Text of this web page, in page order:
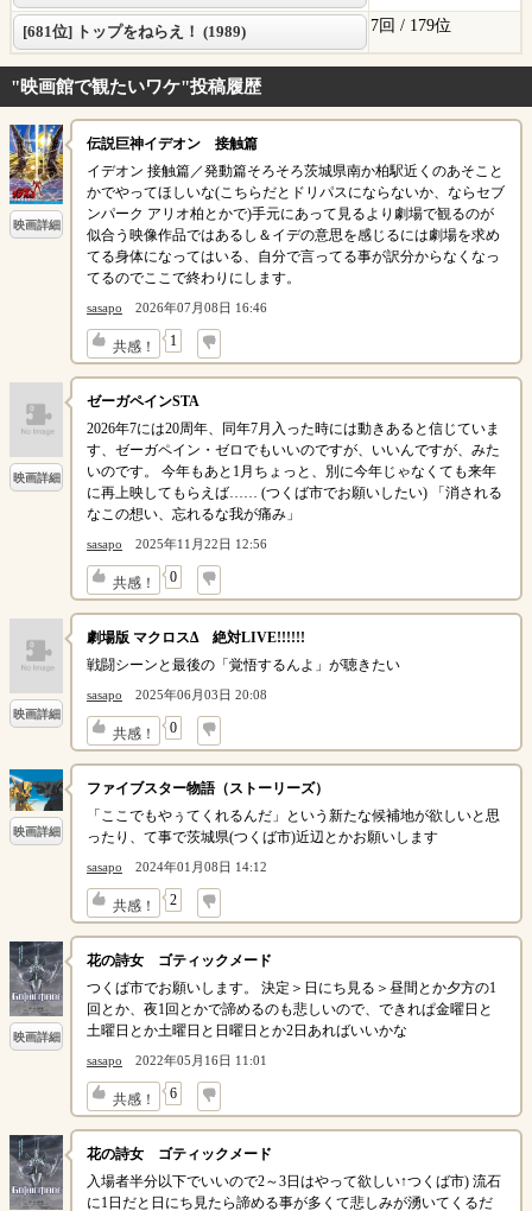
[681位] トップをねらえ！ (1989) 7回 / 179位
"映画館で観たいワケ"投稿履歴
映画詳細
伝説巨神イデオン 接触篇
イデオン 接触篇／発動篇そろそろ茨城県南か柏駅近くのあそこと
かでやってほしいな(こちらだとドリパスにならないか、ならセブ
ンパーク アリオ柏とかで)手元にあって見るより劇場で観るのが
似合う映像作品ではあるし＆イデの意思を感じるには劇場を求め
てる身体になってはいる、自分で言ってる事が訳分からなくなっ
てるのでここで終わりにします。
sasapo 2026年07月08日 16:46
共感！ 1
↓
映画詳細
ゼーガペインSTA
2026年7には20周年、同年7月入った時には動きあると信じていま
す、ゼーガペイン・ゼロでもいいのですが、いいんですが、みた
いのです。 今年もあと1月ちょっと、別に今年じゃなくても来年
に再上映してもらえば…… (つくば市でお願いしたい) 「消される
なこの想い、忘れるな我が痛み」
sasapo 2025年11月22日 12:56
共感！ 0
↓
映画詳細
劇場版 マクロスΔ 絶対LIVE!!!!!!
戦闘シーンと最後の「覚悟するんよ」が聴きたい
sasapo 2025年06月03日 20:08
共感！ 0
↓
映画詳細
ファイブスター物語（ストーリーズ）
「ここでもやぅてくれるんだ」という新たな候補地が欲しいと思
ったり、て事で茨城県(つくば市)近辺とかお願いします
sasapo 2024年01月08日 14:12
共感！ 2
↓
映画詳細
花の詩女 ゴティックメード
つくば市でお願いします。 決定＞日にち見る＞昼間とか夕方の1
回とか、夜1回とかで諦めるのも悲しいので、できれぱ金曜日と
土曜日とか土曜日と日曜日とか2日あればいいかな
sasapo 2022年05月16日 11:01
共感！ 6
↓
花の詩女 ゴティックメード
入場者半分以下でいいので2～3日はやって欲しい↑つくば市) 流石
に1日だと日にち見たら諦める事が多くて悲しみが湧いてくるだ